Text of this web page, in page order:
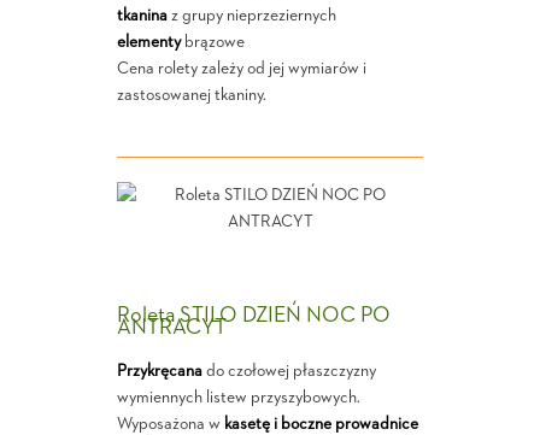
tkaninaz grupy nieprzeziernych
elementybrązowe
Cena rolety zależy od jej wymiarów i
zastosowanej tkaniny.
Roleta STILO DZIEŃ NOC PO
ANTRACYT
Przykręcanado czołowej płaszczyzny
wymiennych listew przyszybowych.
Wyposażona w kasetę i boczne prowadnice